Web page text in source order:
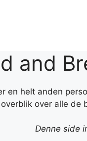
and
en helt anden
over alle
Denne side